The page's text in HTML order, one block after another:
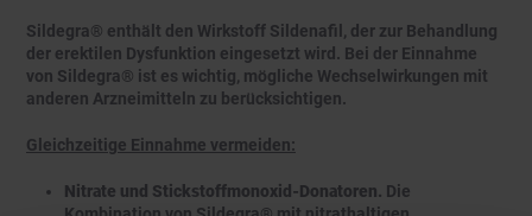
Sildegra® enthält den Wirkstoff Sildenafil, der zur Behandlung
der erektilen Dysfunktion eingesetzt wird. Bei der Einnahme
von Sildegra® ist es wichtig, mögliche Wechselwirkungen mit
anderen Arzneimitteln zu berücksichtigen.
Gleichzeitige Einnahme vermeiden:
Nitrate und Stickstoffmonoxid-Donatoren. Die